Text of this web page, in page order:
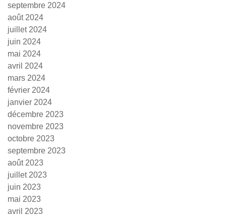
septembre 2024
août 2024
juillet 2024
juin 2024
mai 2024
avril 2024
mars 2024
février 2024
janvier 2024
décembre 2023
novembre 2023
octobre 2023
septembre 2023
août 2023
juillet 2023
juin 2023
mai 2023
avril 2023